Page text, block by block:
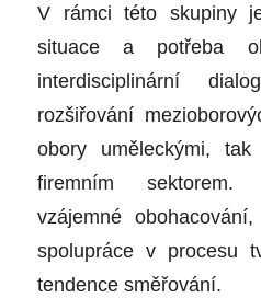
V rámci této skupiny
situace a potřeba
interdisciplinární
rozšiřování
obory uměleckými,
firemním sektorem.
vzájemné
spolupráce v procesu
tendence směřování.